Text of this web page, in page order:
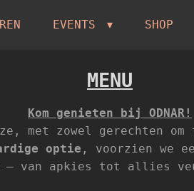
EVENTS SHOP
MENU
Kom genieten bij ODNAR!
met zowel gerechten
optie , voorzien we
– van apkies tot allies